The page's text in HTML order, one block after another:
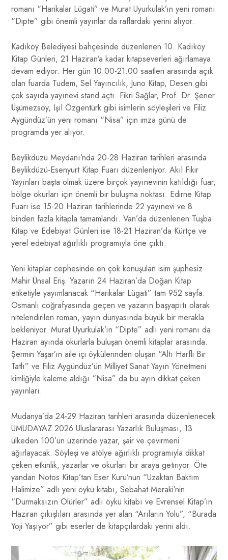
romanı “Harikalar Lügati” ve Murat Uyurkulak’ın yeni romanı
“Dipte” gibi önemli yayınlar da raflardaki yerini alıyor.
Kadıköy Belediyesi bahçesinde düzenlenen 10. Kadıköy
Kitap Günleri, 21 Haziran’a kadar kitapseverleri ağırlamaya
devam ediyor. Her gün 10.00-21.00 saatleri arasında açık
olan fuarda Tudem, Sel Yayıncılık, Juno Kitap, Desen gibi
çok sayıda yayınevi stand açtı. Fikri Sağlar, Prof. Dr. Şener
Üşümezsoy, Işıl Özgentürk gibi isimlerin söyleşileri ve Filiz
Aygündüz’ün yeni romanı “Nisa” için imza günü de
programda yer alıyor.
Beylikdüzü Meydanı’nda 20-28 Haziran tarihleri arasında
Beylikdüzü-Esenyurt Kitap Fuarı düzenleniyor. Akıl Fikir
Yayınları başta olmak üzere birçok yayınevinin katıldığı fuar,
bölge okurları için önemli bir buluşma noktası. Edirne Kitap
Fuarı ise 15-20 Haziran tarihlerinde 22 yayınevi ve 8
binden fazla kitapla tamamlandı. Van’da düzenlenen Tuşba
Kitap ve Edebiyat Günleri ise 18-21 Haziran’da Kürtçe ve
yerel edebiyat ağırlıklı programıyla öne çıktı.
Yeni kitaplar cephesinde en çok konuşulan isim şüphesiz
Mahir Ünsal Eriş. Yazarın 24 Haziran’da Doğan Kitap
etiketiyle yayımlanacak “Harikalar Lügati” tam 952 sayfa.
Osmanlı coğrafyasında geçen ve yazarın başyapıtı olarak
nitelendirilen roman, yayın dünyasında büyük bir merakla
bekleniyor. Murat Uyurkulak’ın “Dipte” adlı yeni romanı da
Haziran ayında okurlarla buluşan önemli kitaplar arasında.
Şermin Yaşar’ın aile içi öykülerinden oluşan “Altı Harfli Bir
Tatlı” ve Filiz Aygündüz’ün Milliyet Sanat Yayın Yönetmeni
kimliğiyle kaleme aldığı “Nisa” da bu ayın dikkat çeken
yayınları.
Mudanya’da 24-29 Haziran tarihleri arasında düzenlenecek
UMUDAYAZ 2026 Uluslararası Yazarlık Buluşması, 13
ülkeden 100’ün üzerinde yazar, şair ve çevirmeni
ağırlayacak. Söyleşi ve atölye ağırlıklı programıyla dikkat
çeken etkinlik, yazarlar ve okurları bir araya getiriyor. Öte
yandan Notos Kitap’tan Eser Kuru’nun “Uzaktan Baktım
Halimize” adlı yeni öykü kitabı, Sebahat Meraki’nin
“Durmaksızın Ölürler” adlı öykü kitabı ve Evrensel Kitap’ın
Haziran çıkışlıları arasında yer alan “Arıların Yolu”, “Burada
Yoji Yaşıyor” gibi eserler de kitapçılardaki yerini aldı.